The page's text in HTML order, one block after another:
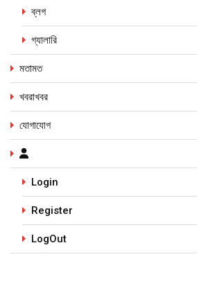
ব্লগ
গ্যালারি
মতামত
খবরাখবর
যোগাযোগ
Login
Register
LogOut